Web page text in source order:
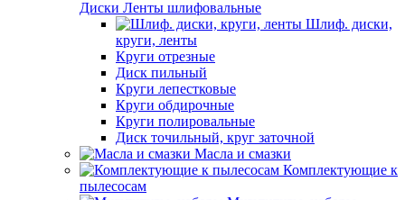
Диски Ленты шлифовальные
Шлиф. диски,
круги, ленты
Круги отрезные
Диск пильный
Круги лепестковые
Круги обдирочные
Круги полировальные
Диск точильный, круг заточной
Масла и смазки
Комплектующие к
пылесосам